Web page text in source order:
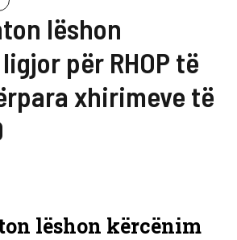
lëshon
për RHOP të
xhirimeve të
lëshon kërcënim